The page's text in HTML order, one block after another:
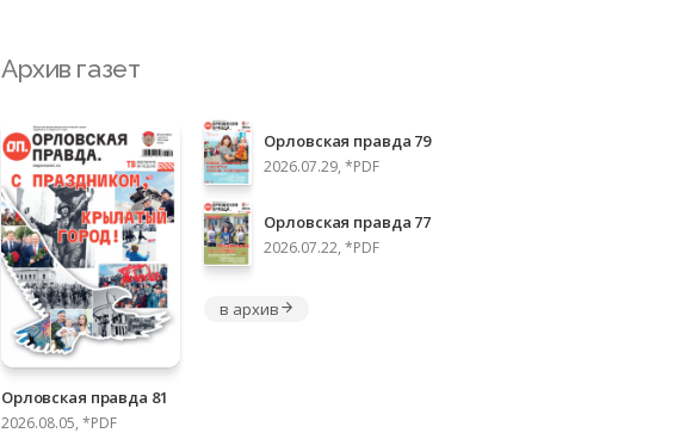
Архив газет
Орловская правда 81
2026.08.05, *PDF
Орловская правда 79
2026.07.29, *PDF
Орловская правда 77
2026.07.22, *PDF
в архив